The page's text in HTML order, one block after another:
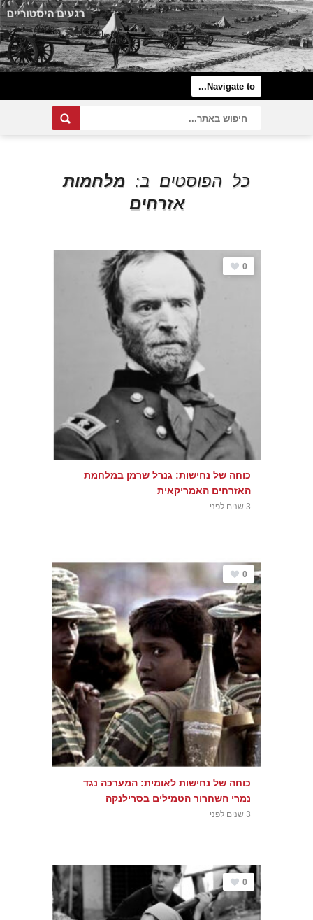
כל הפוסטים ב: מלחמות
אזרחים
0
כוחה של נחישות: גנרל שרמן במלחמת
האזרחים האמריקאית
3 שנים לפני
0
כוחה של נחישות לאומית: המערכה נגד
נמרי השחרור הטמילים בסרילנקה
3 שנים לפני
0